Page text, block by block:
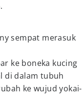
sempat merasuk
ke boneka kucing
di dalam tubuh
ke wujud yokai-